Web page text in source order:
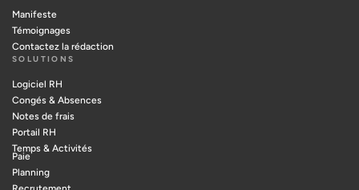
Manifeste
Témoignages
Contactez la rédaction
SOLUTIONS
Logiciel RH
Congés & Absences
Notes de frais
Portail RH
Temps & Activités
Paie
Planning